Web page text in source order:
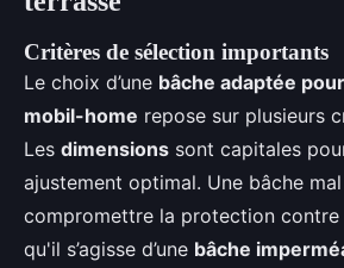
Critères de sélection importants
Le choix d’une bâche adaptée
mobil-home repose sur plusieurs
Les dimensions sont capitales
ajustement optimal. Une bâche
compromettre la protection contre
qu'il s’agisse d’une bâche